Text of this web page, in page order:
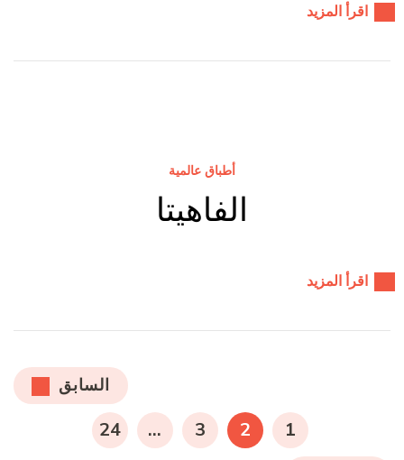
اقرأ المزيد
أطباق عالمية
الفاهيتا
اقرأ المزيد
المقالات
السابق
صفحة
1 صفحة
2 صفحة
3
… صفحة
24